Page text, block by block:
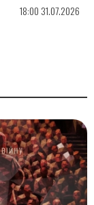
18:00 31.07.2026